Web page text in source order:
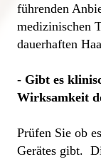
führenden
medizinischen
dauerhaften
- Gibt es
Wirksamkeit
Prüfen Sie ob
Gerätes gibt.